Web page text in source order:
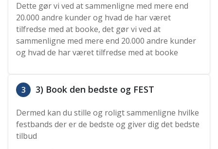
Dette gør vi ved at sammenligne med mere end
20.000 andre kunder og hvad de har været
tilfredse med at booke, det gør vi ved at
sammenligne med mere end 20.000 andre kunder
og hvad de har været tilfredse med at booke
3 3) Book den bedste og FEST
Dermed kan du stille og roligt sammenligne hvilke
festbands der er de bedste og giver dig det bedste
tilbud